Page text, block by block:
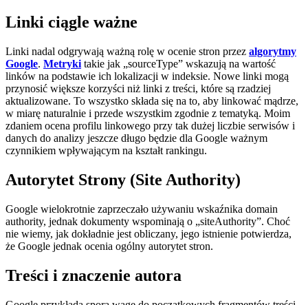
Linki ciągle ważne
Linki nadal odgrywają ważną rolę w ocenie stron przez algorytmy
Google. Metryki takie jak „sourceType” wskazują na wartość
linków na podstawie ich lokalizacji w indeksie. Nowe linki mogą
przynosić większe korzyści niż linki z treści, które są rzadziej
aktualizowane. To wszystko składa się na to, aby linkować mądrze,
w miarę naturalnie i przede wszystkim zgodnie z tematyką. Moim
zdaniem ocena profilu linkowego przy tak dużej liczbie serwisów i
danych do analizy jeszcze długo będzie dla Google ważnym
czynnikiem wpływającym na kształt rankingu.
Autorytet Strony (Site Authority)
Google wielokrotnie zaprzeczało używaniu wskaźnika domain
authority, jednak dokumenty wspominają o „siteAuthority”. Choć
nie wiemy, jak dokładnie jest obliczany, jego istnienie potwierdza,
że Google jednak ocenia ogólny autorytet stron.
Treści i znaczenie autora